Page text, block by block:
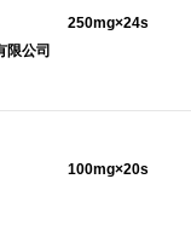
限公司
250mg×24s
100mg×20s